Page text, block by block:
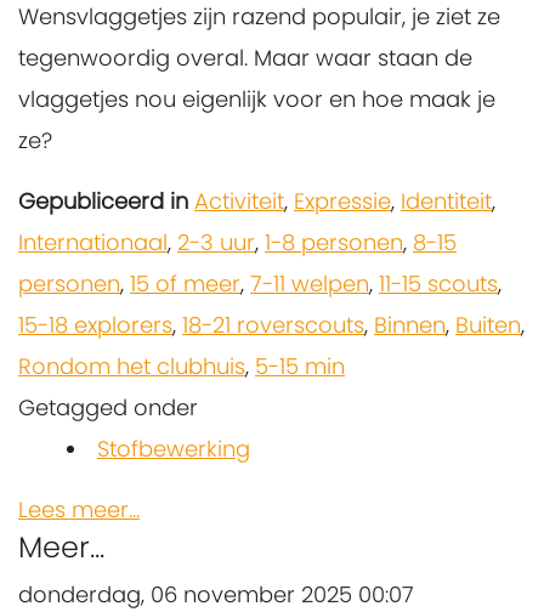
Wensvlaggetjes zijn razend populair, je ziet ze
tegenwoordig overal. Maar waar staan de
vlaggetjes nou eigenlijk voor en hoe maak je
ze?
Gepubliceerd in Activiteit, Expressie, Identiteit,
Internationaal, 2-3 uur, 1-8 personen, 8-15
personen, 15 of meer, 7-11 welpen, 11-15 scouts,
15-18 explorers, 18-21 roverscouts, Binnen, Buiten,
Rondom het clubhuis, 5-15 min
Getagged onder
Stofbewerking
Lees meer...
Meer...
donderdag, 06 november 2025 00:07